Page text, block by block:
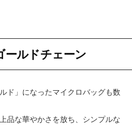
ールドチェーン
ド」になったマイクロバッグも数
品な華やかさを放ち、シンプルな